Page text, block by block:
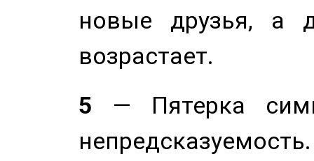
новые друзья, а
возрастает.
5 — Пятерка